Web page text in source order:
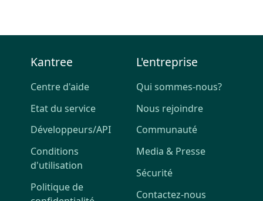
Kantree
Centre d'aide
Etat du service
Développeurs/API
Conditions
d'utilisation
Politique de
L'entreprise
Qui sommes-nous?
Nous rejoindre
Communauté
Media & Presse
Sécurité
Contactez-nous